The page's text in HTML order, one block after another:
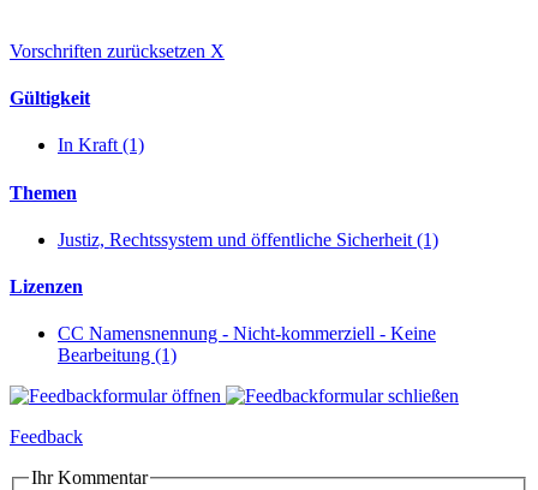
Vorschriften zurücksetzen X
Gültigkeit
In Kraft (1)
Themen
Justiz, Rechtssystem und öffentliche Sicherheit (1)
Lizenzen
CC Namensnennung - Nicht-kommerziell - Keine
Bearbeitung (1)
Feedback
Ihr Kommentar